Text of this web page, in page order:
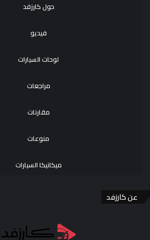
حول كارزفد
فيديو
لوحات السيارات
مراجعات
مقارنات
منوعات
ميكانيكا السيارات
عن كارزفد